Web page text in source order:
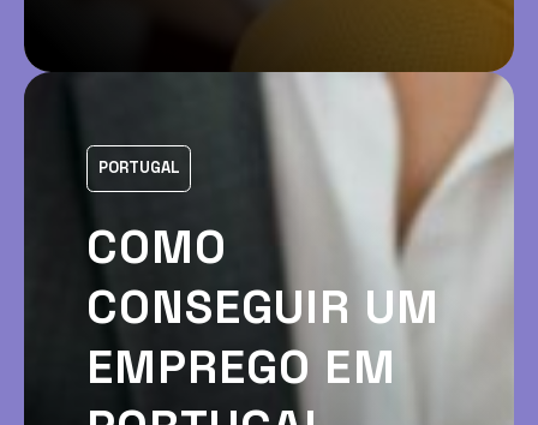
PORTUGAL
COMO
CONSEGUIR UM
EMPREGO EM